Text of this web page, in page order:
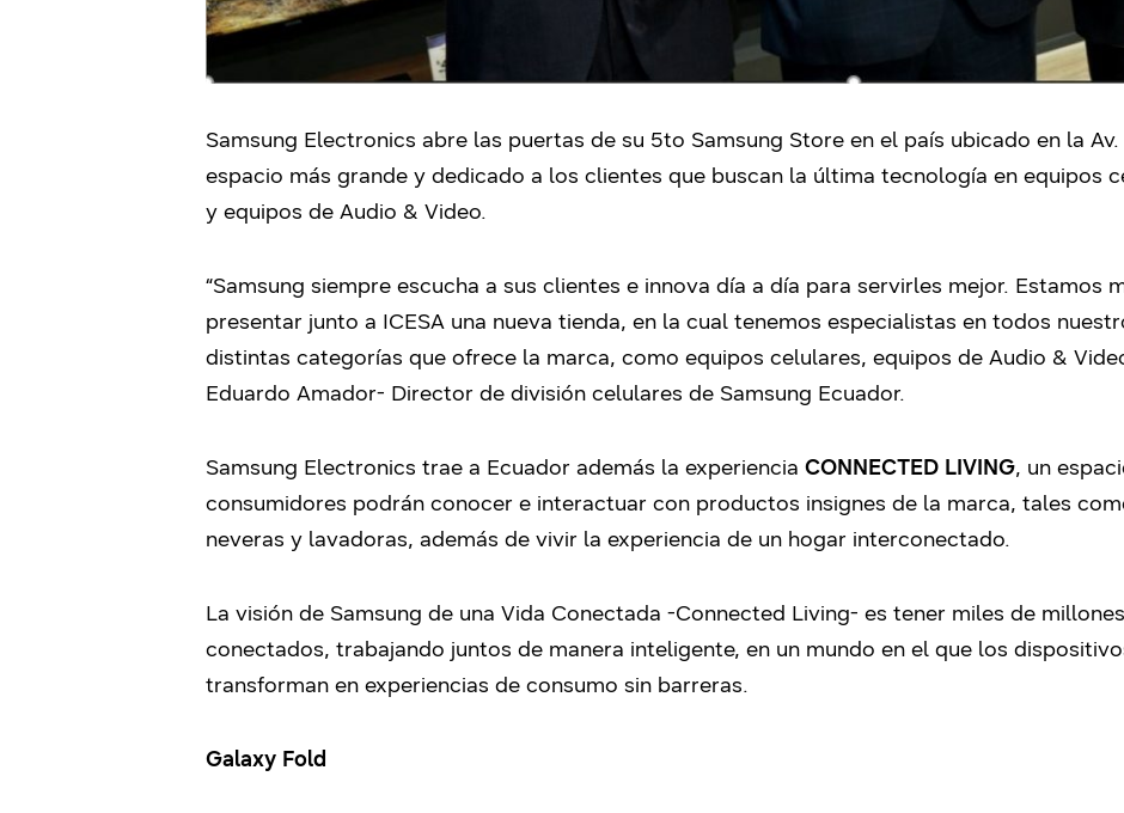
Samsung Electronics abre las puertas de su 5to Samsung Store en el país ubicado en la
espacio más grande y dedicado a los clientes que buscan la última tecnología en equipos
y equipos de Audio & Video.
“Samsung siempre escucha a sus clientes e innova día a día para servirles mejor. Estamos
presentar junto a ICESA una nueva tienda, en la cual tenemos especialistas en todos
distintas categorías que ofrece la marca, como equipos celulares, equipos de Audio &
Eduardo Amador- Director de división celulares de Samsung Ecuador.
Samsung Electronics trae a Ecuador además la experiencia CONNECTED LIVING, un
consumidores podrán conocer e interactuar con productos insignes de la marca, tales
neveras y lavadoras, además de vivir la experiencia de un hogar interconectado.
La visión de Samsung de una Vida Conectada -Connected Living- es tener miles de
conectados, trabajando juntos de manera inteligente, en un mundo en el que los
transforman en experiencias de consumo sin barreras.
Galaxy Fold